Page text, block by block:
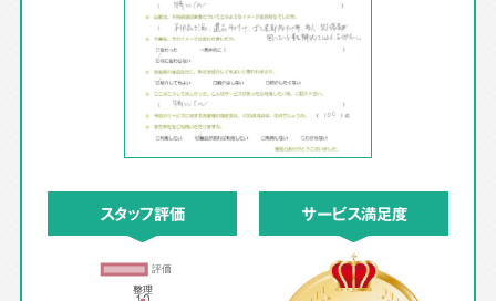
スタッフ評価 サービス満足度